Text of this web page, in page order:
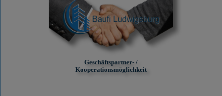
Geschäftspartner- /
Kooperationsmöglichkeit